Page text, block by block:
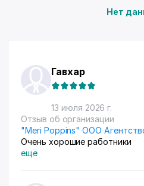
Нет
Гавхар
13 июля 2026 г.
Отзыв об организации
"Meri Poppins" ООО
Очень хорошие работники
ещё